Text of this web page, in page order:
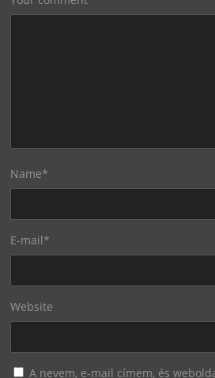
Name*
E-mail*
Website
A nevem, e-mail címem, és